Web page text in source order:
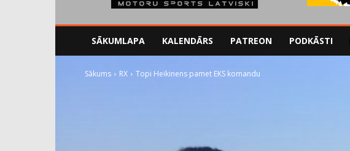
SĀKUMLAPA KALENDĀRS PATREON PODKĀSTI
Sākums RX Topi Heikinens pamet EKS komandu